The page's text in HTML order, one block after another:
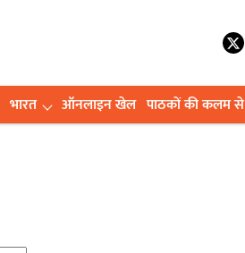
भारत ऑनलाइन खेल पाठकों की कलम से